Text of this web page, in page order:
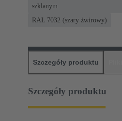
szklanym
RAL 7032 (szary żwirowy)
Szczegóły produktu
Szczegóły produktu